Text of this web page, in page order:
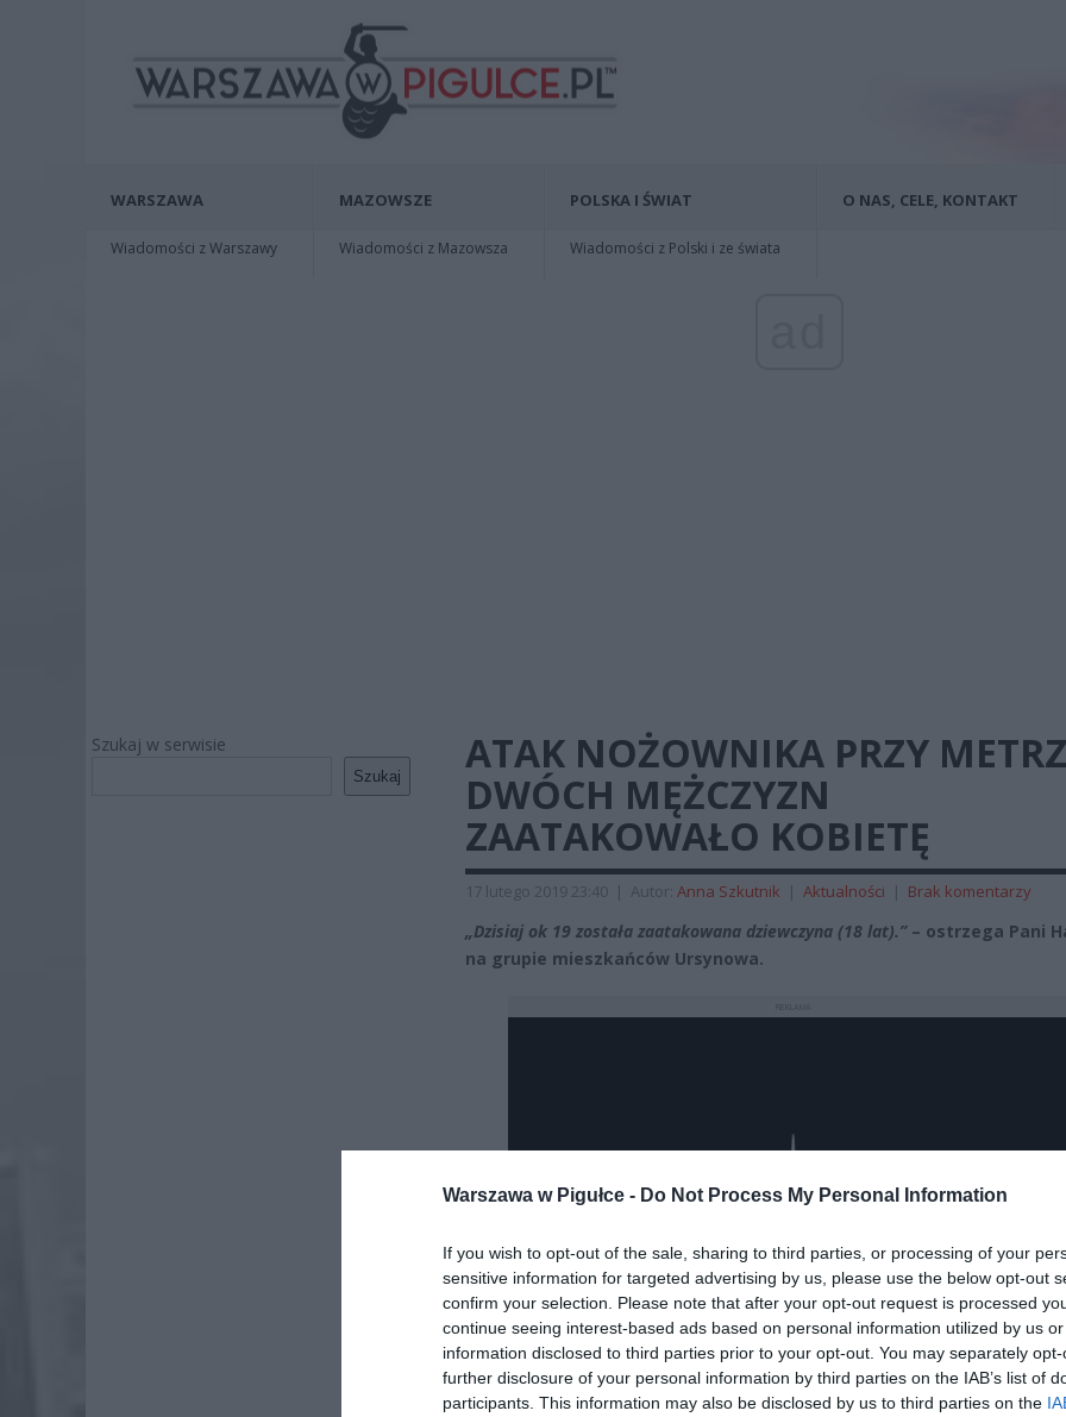
Warszawa w Pigułce - Do Not Process My Personal Information
If you wish to opt-out of the sale, sharing to third parties, or processing of your
sensitive information for targeted advertising by us, please use the below opt-out
confirm your selection. Please note that after your opt-out request is processed
continue seeing interest-based ads based on personal information utilized by us
information disclosed to third parties prior to your opt-out. You may separately
further disclosure of your personal information by third parties on the IAB’s list of
participants. This information may also be disclosed by us to third parties on the
WARSZAWA
Wiadomości z Warszawy
MAZOWSZE
Wiadomości z Mazowsza
POLSKA I ŚWIAT
Wiadomości z Polski i ze świata
O NAS, CELE, KONTAKT
Szukaj w serwisie
Szukaj
ATAK NOŻOWNIKA PRZY
DWÓCH MĘŻCZYZN
ZAATAKOWAŁO KOBIETĘ
17 lutego 2019 23:40 | Autor: Anna Szkutnik | Aktualności | Brak komentarzy
„Dzisiaj ok 19 została zaatakowana dziewczyna (18 lat).”– ostrzega Pani
na grupie mieszkańców Ursynowa.
Play